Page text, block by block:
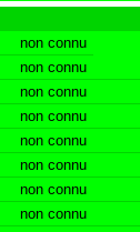
non connu
non connu
non connu
non connu
non connu
non connu
non connu
non connu